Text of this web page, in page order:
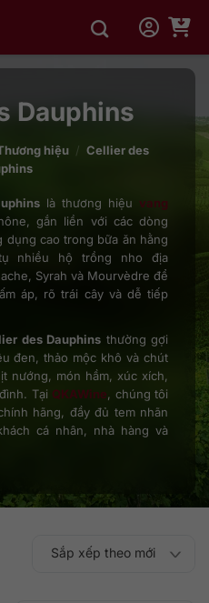
Dauphins
hiệu / Cellier des
là thương hiệu vang
gắn liền với các dòng
dụng cao trong bữa ăn hằng
nhiều hộ trồng nho địa
Syrah và Mourvèdre để
áp, rõ trái cây và dễ tiếp
des Dauphins thường gợi
đen, thảo mộc khô và chút
nướng, món hầm, xúc xích,
Tại QKAWine, chúng tôi
hãng, đầy đủ tem nhãn
cá nhân, nhà hàng và
Sắp xếp theo
Sắp xếp theo mới